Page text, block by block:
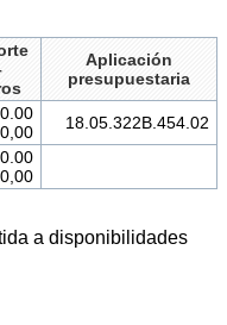
Aplicación
presupuestaria
0,00
18.05.322B.454.02
0,00
a disponibilidades